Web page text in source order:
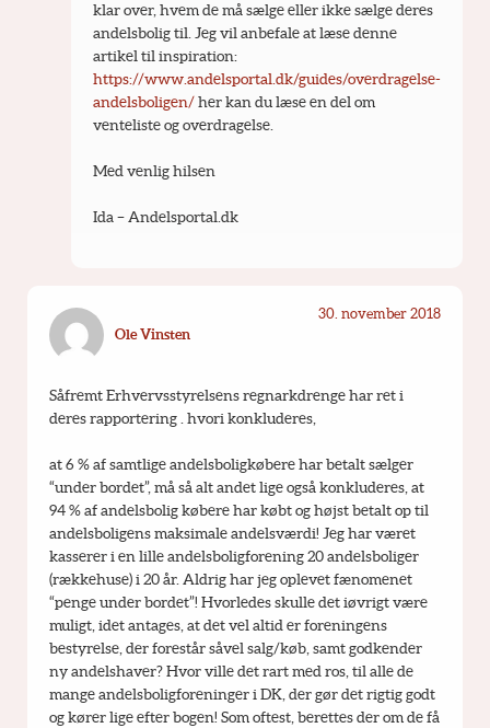
klar over, hvem de må sælge eller ikke sælge deres
andelsbolig til. Jeg vil anbefale at læse denne
artikel til inspiration:
https://www.andelsportal.dk/guides/overdragelse-
andelsboligen/ her kan du læse en del om
venteliste og overdragelse.
Med venlig hilsen
Ida – Andelsportal.dk
Ole Vinsten
30. november 2018
Såfremt Erhvervsstyrelsens regnarkdrenge har ret i
deres rapportering . hvori konkluderes,
at 6 % af samtlige andelsboligkøbere har betalt sælger
“under bordet”, må så alt andet lige også konkluderes, at
94 % af andelsbolig købere har købt og højst betalt op til
andelsboligens maksimale andelsværdi! Jeg har været
kasserer i en lille andelsboligforening 20 andelsboliger
(rækkehuse) i 20 år. Aldrig har jeg oplevet fænomenet
“penge under bordet”! Hvorledes skulle det iøvrigt være
muligt, idet antages, at det vel altid er foreningens
bestyrelse, der forestår såvel salg/køb, samt godkender
ny andelshaver? Hvor ville det rart med ros, til alle de
mange andelsboligforeninger i DK, der gør det rigtig godt
og kører lige efter bogen! Som oftest, berettes der om de få